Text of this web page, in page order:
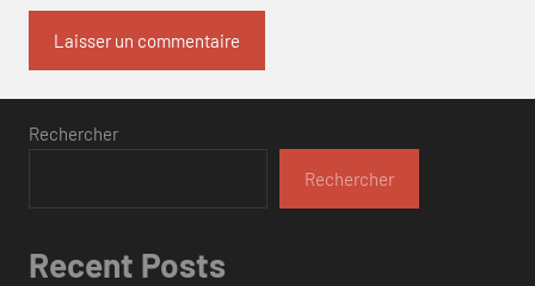
Rechercher
Rechercher
Recent Posts